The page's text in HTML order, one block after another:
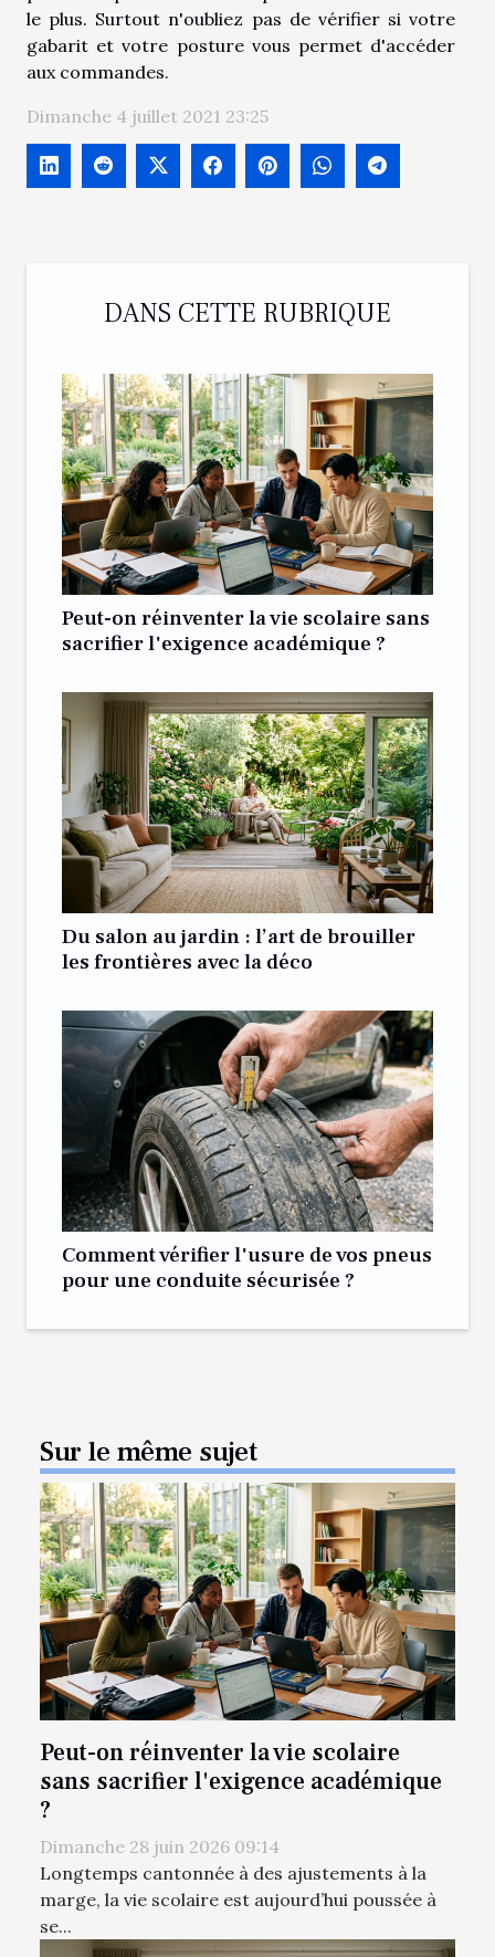
le plus. Surtout n'oubliez pas de vérifier si votre
gabarit et votre posture vous permet d'accéder
aux commandes.
Dimanche 4 juillet 2021 23:25
DANS CETTE RUBRIQUE
Peut-on réinventer la vie scolaire sans
sacrifier l'exigence académique ?
Du salon au jardin : l’art de brouiller
les frontières avec la déco
Comment vérifier l'usure de vos pneus
pour une conduite sécurisée ?
Sur le même sujet
Peut-on réinventer la vie scolaire
sans sacrifier l'exigence académique
?
Dimanche 28 juin 2026 09:14
Longtemps cantonnée à des ajustements à la
marge, la vie scolaire est aujourd’hui poussée à
se...